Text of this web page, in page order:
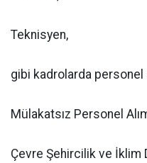
Teknisyen,
gibi kadrolarda personel
Mülakatsız Personel
Çevre Şehircilik ve İklim